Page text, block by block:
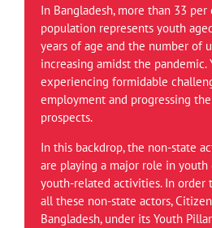
In Bangladesh, more than 33
population represents youth
years of age and the number of
increasing amidst the pandemic.
experiencing formidable
employment and progressing
prospects.
In this backdrop, the non-state
are playing a major role in youth
youth-related activities. In order
all these non-state actors,
Bangladesh, under its Youth